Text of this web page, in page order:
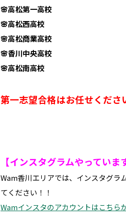
🌸高松第一高校
🌸高松西高校
🌸高松商業高校
🌸香川中央高校
🌸高松南高校
第一志望合格はお任せくださ
【インスタグラムやっていま
Wam香川エリアでは、インスタグラ
てください！！
Wamインスタのアカウントはこちら